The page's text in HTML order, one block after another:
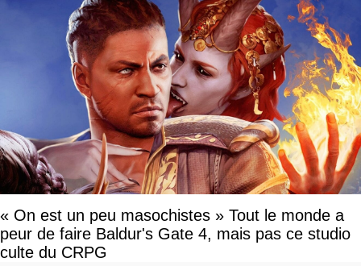
« On est un peu masochistes » Tout le monde a
peur de faire Baldur's Gate 4, mais pas ce studio
culte du CRPG